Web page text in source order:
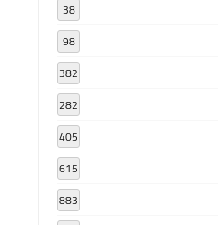
38
98
382
282
405
615
883